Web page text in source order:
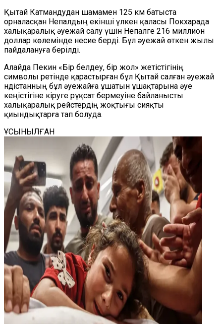
Қытай Катмандудан шамамен 125 км батыста
орналасқан Непалдың екінші үлкен қаласы Покхарада
халықаралық әуежай салу үшін Непалге 216 миллион
доллар көлемінде несие берді. Бұл әуежай өткен жылы
пайдалануға берілді.
Алайда Пекин «Бір белдеу, бір жол» жетістігінің
символы ретінде қарастырған бұл Қытай салған әуежай
Үндістанның бұл әуежайға ұшатын ұшақтарына әуе
кеңістігіне кіруге рұқсат бермеуіне байланысты
халықаралық рейстердің жоқтығы сияқты
қиындықтарға тап болуда.
ҰСЫНЫЛҒАН